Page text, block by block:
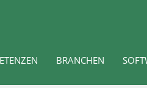
BRANCHEN